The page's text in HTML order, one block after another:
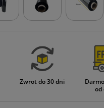
Zwrot do 30 dni
od